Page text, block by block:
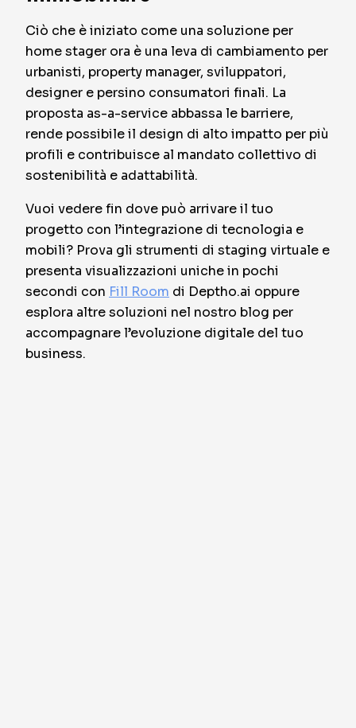
Ciò che è iniziato come una soluzione per
home stager ora è una leva di cambiamento per
urbanisti, property manager, sviluppatori,
designer e persino consumatori finali. La
proposta as-a-service abbassa le barriere,
rende possibile il design di alto impatto per più
profili e contribuisce al mandato collettivo di
sostenibilità e adattabilità.
Vuoi vedere fin dove può arrivare il tuo
progetto con l’integrazione di tecnologia e
mobili? Prova gli strumenti di staging virtuale e
presenta visualizzazioni uniche in pochi
secondi con Fill Room di Deptho.ai oppure
esplora altre soluzioni nel nostro blog per
accompagnare l’evoluzione digitale del tuo
business.